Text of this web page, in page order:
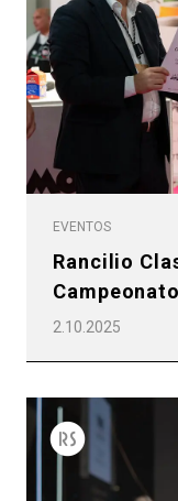
EVENTOS
Rancilio
2.10.2025